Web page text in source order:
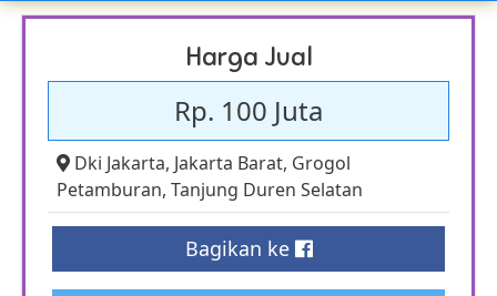
Harga Jual
Rp. 100 Juta
Dki Jakarta, Jakarta Barat, Grogol
Petamburan, Tanjung Duren Selatan
Bagikan ke